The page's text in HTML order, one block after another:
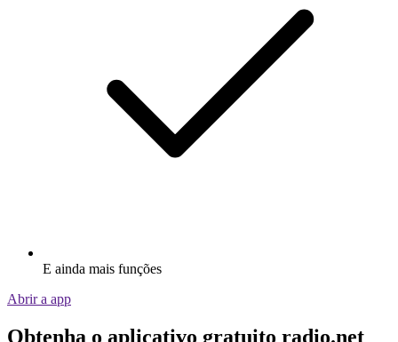
E ainda mais funções
Abrir a app
Obtenha o aplicativo gratuito radio.net